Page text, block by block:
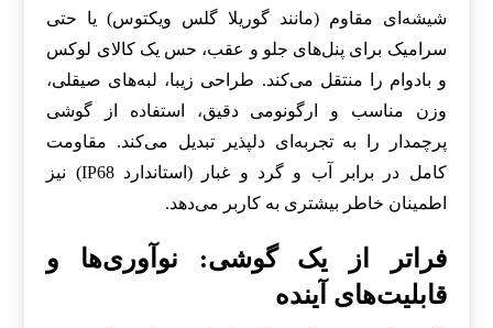
شیشه‌ای مقاوم (مانند گوریلا گلس ویکتوس) یا حتی
سرامیک برای پنل‌های جلو و عقب، حس یک کالای لوکس
و بادوام را منتقل می‌کند. طراحی زیبا، لبه‌های صیقلی،
وزن مناسب و ارگونومی دقیق، استفاده از گوشی
پرچمدار را به تجربه‌ای دلپذیر تبدیل می‌کند. مقاومت
کامل در برابر آب و گرد و غبار (استاندارد IP68) نیز
اطمینان خاطر بیشتری به کاربر می‌دهد.
فراتر از یک گوشی: نوآوری‌ها و
قابلیت‌های آینده